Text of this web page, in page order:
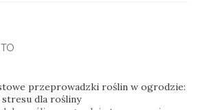
przeprowadzki roślin w ogrodzie:
stresu dla rośliny